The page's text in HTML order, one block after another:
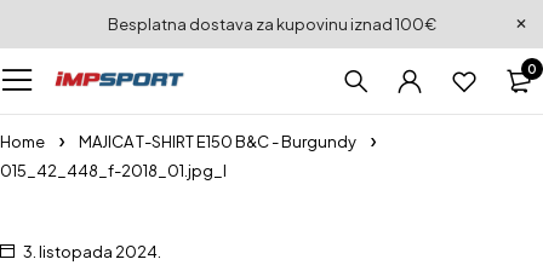
Besplatna dostava za kupovinu iznad 100€
0
Home
MAJICA T-SHIRT E150 B&C - Burgundy
015_42_448_f-2018_01.jpg_l
3. listopada 2024.